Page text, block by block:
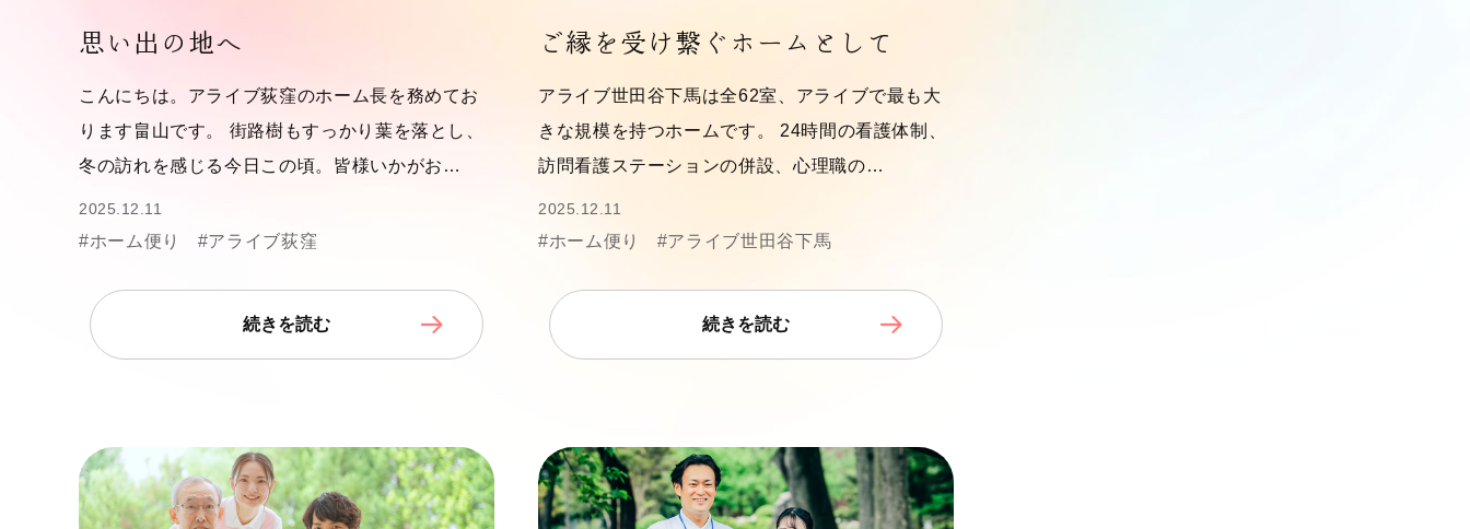
思い出の地へ
こんにちは。アライブ荻窪のホーム長を務めてお
ります畠山です。 街路樹もすっかり葉を落とし、
冬の訪れを感じる今日この頃。皆様いかがお…
2025.12.11
#ホーム便り #アライブ荻窪
続きを読む
ご縁を受け繋ぐホームとして
アライブ世田谷下馬は全62室、アライブで最も大
きな規模を持つホームです。 24時間の看護体制、
訪問看護ステーションの併設、心理職の…
2025.12.11
#ホーム便り #アライブ世田谷下馬
続きを読む